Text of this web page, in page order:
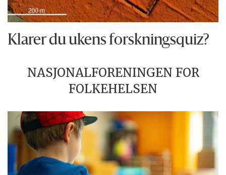
Klarer du ukens forskningsquiz?
NASJONALFORENINGEN FOR
FOLKEHELSEN